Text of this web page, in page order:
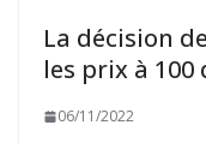
La décision
les prix à 100
06/11/2022